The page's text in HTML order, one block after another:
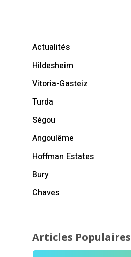
Actualités
Hildesheim
Vitoria-Gasteiz
Turda
Ségou
Angoulême
Hoffman Estates
Bury
Chaves
Articles Populaires